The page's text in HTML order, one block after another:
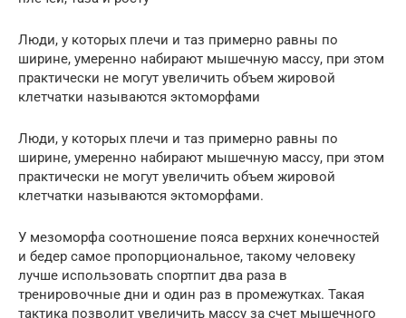
Люди, у которых плечи и таз примерно равны по
ширине, умеренно набирают мышечную массу, при этом
практически не могут увеличить объем жировой
клетчатки называются эктоморфами
Люди, у которых плечи и таз примерно равны по
ширине, умеренно набирают мышечную массу, при этом
практически не могут увеличить объем жировой
клетчатки называются эктоморфами.
У мезоморфа соотношение пояса верхних конечностей
и бедер самое пропорциональное, такому человеку
лучше использовать спортпит два раза в
тренировочные дни и один раз в промежутках. Такая
тактика позволит увеличить массу за счет мышечного